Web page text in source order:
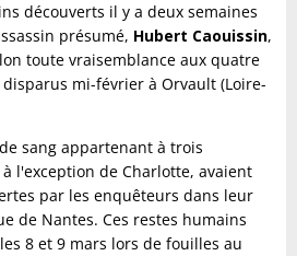
découverts il y a deux semaines
présumé, Hubert Caouissin,
toute vraisemblance aux quatre
mi-février à Orvault (Loire-
sang appartenant à trois
l'exception de Charlotte, avaient
par les enquêteurs dans leur
de Nantes. Ces restes humains
8 et 9 mars lors de fouilles au